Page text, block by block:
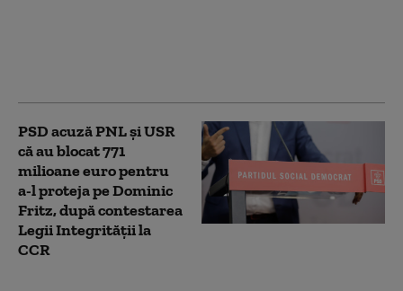
PSD acuză PNL şi USR
că au blocat 771
milioane euro pentru
a-l proteja pe Dominic
Fritz, după contestarea
Legii Integrității la
CCR